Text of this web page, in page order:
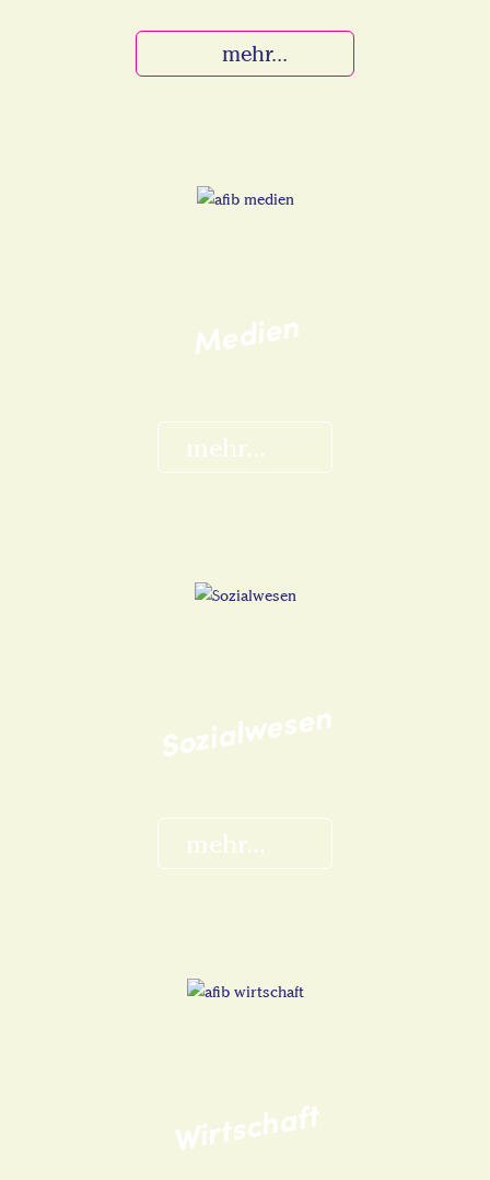
mehr...
Medien
mehr...
Sozialwesen
mehr...
Wirtschaft